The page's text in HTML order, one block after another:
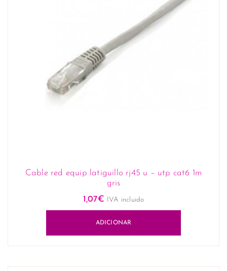
Cable red equip latiguillo rj45 u – utp cat6 1m
gris
1,07€ IVA incluido
ADICIONAR